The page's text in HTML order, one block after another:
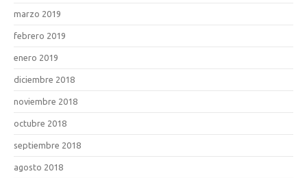
marzo 2019
febrero 2019
enero 2019
diciembre 2018
noviembre 2018
octubre 2018
septiembre 2018
agosto 2018